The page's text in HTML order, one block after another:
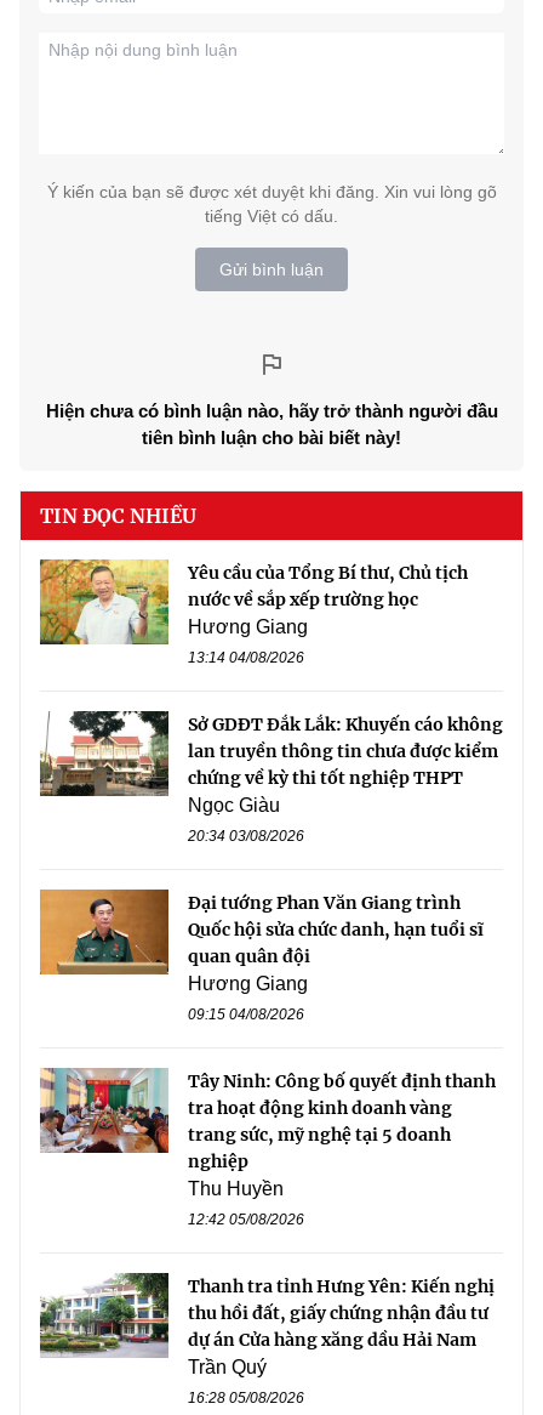
Ý kiến của bạn sẽ được xét duyệt khi đăng. Xin vui lòng gõ
tiếng Việt có dấu.
Gửi bình luận
Hiện chưa có bình luận nào, hãy trở thành người đầu
tiên bình luận cho bài biết này!
TIN ĐỌC NHIỀU
Yêu cầu của Tổng Bí thư, Chủ tịch
nước về sắp xếp trường học
Hương Giang
13:14 04/08/2026
Sở GDĐT Đắk Lắk: Khuyến cáo không
lan truyền thông tin chưa được kiểm
chứng về kỳ thi tốt nghiệp THPT
Ngọc Giàu
20:34 03/08/2026
Đại tướng Phan Văn Giang trình
Quốc hội sửa chức danh, hạn tuổi sĩ
quan quân đội
Hương Giang
09:15 04/08/2026
Tây Ninh: Công bố quyết định thanh
tra hoạt động kinh doanh vàng
trang sức, mỹ nghệ tại 5 doanh
nghiệp
Thu Huyền
12:42 05/08/2026
Thanh tra tỉnh Hưng Yên: Kiến nghị
thu hồi đất, giấy chứng nhận đầu tư
dự án Cửa hàng xăng dầu Hải Nam
Trần Quý
16:28 05/08/2026